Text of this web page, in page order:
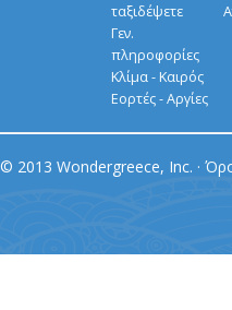
ταξιδέψετε
Γεν.
πληροφορίες
Κλίμα - Καιρός
Εορτές - Αργίες
© 2013 Wondergreece, Inc. ·